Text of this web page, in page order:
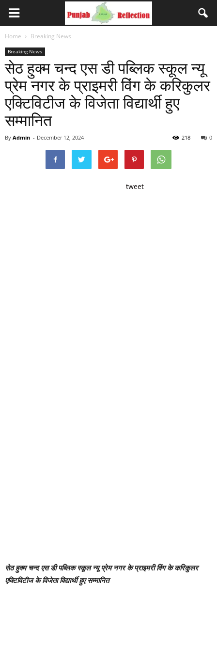
Home Breaking News
Breaking News
सेठ हुक्म चन्द एस डी पब्लिक स्कूल न्यू
प्रेम नगर के प्राइमरी विंग के करिकुलर
एक्टिविटीज के विजेता विद्यार्थी हुए
सम्मानित
By Admin - December 12, 2024 0
218
tweet
सेठ हुक्म चन्द एस डी पब्लिक स्कूल न्यू प्रेम नगर के प्राइमरी विंग के करिकुलर
एक्टिविटीज के विजेता विद्यार्थी हुए सम्मानित